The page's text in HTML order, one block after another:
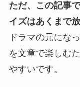
ただ、この記事
イズはあくまで
ドラマの元にな
を文章で楽しむ
やすいです。